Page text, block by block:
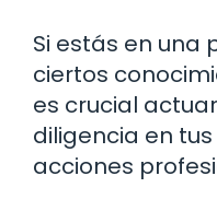
Si estás en una
ciertos
es crucial
diligencia en
acciones